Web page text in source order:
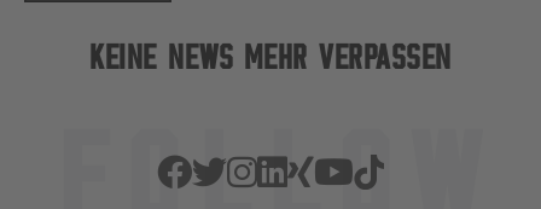
KEINE NEWS MEHR VERPASSEN